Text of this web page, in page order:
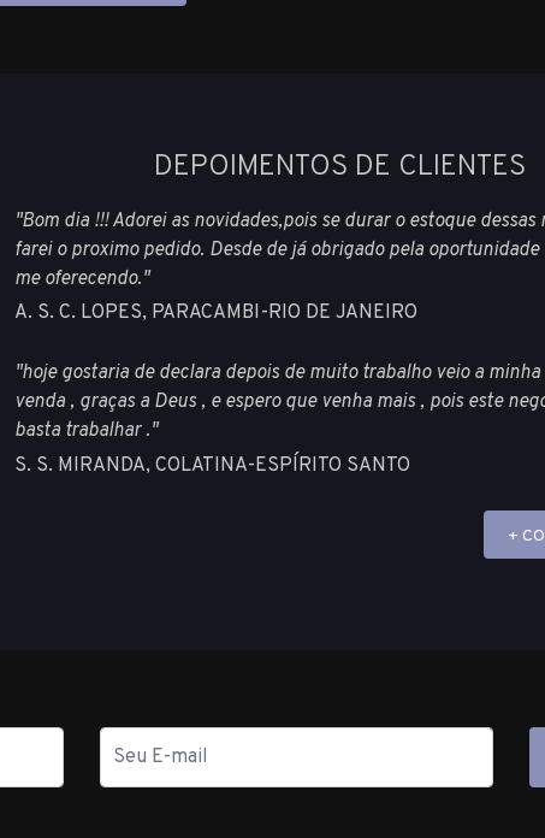
DEPOIMENTOS DE CLIENTES
"Bom dia !!! Adorei as novidades,pois se durar o estoque dessas
farei o proximo pedido. Desde de já obrigado pela oportunidade
me oferecendo."
A. S. C. LOPES, PARACAMBI-RIO DE JANEIRO
"hoje gostaria de declara depois de muito trabalho veio a
venda , graças a Deus , e espero que venha mais , pois este
basta trabalhar ."
S. S. MIRANDA, COLATINA-ESPÍRITO SANTO
+
mail